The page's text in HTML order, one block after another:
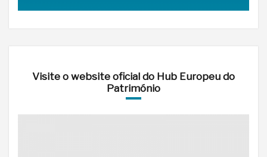
Visite o website oficial do Hub Europeu do
Património